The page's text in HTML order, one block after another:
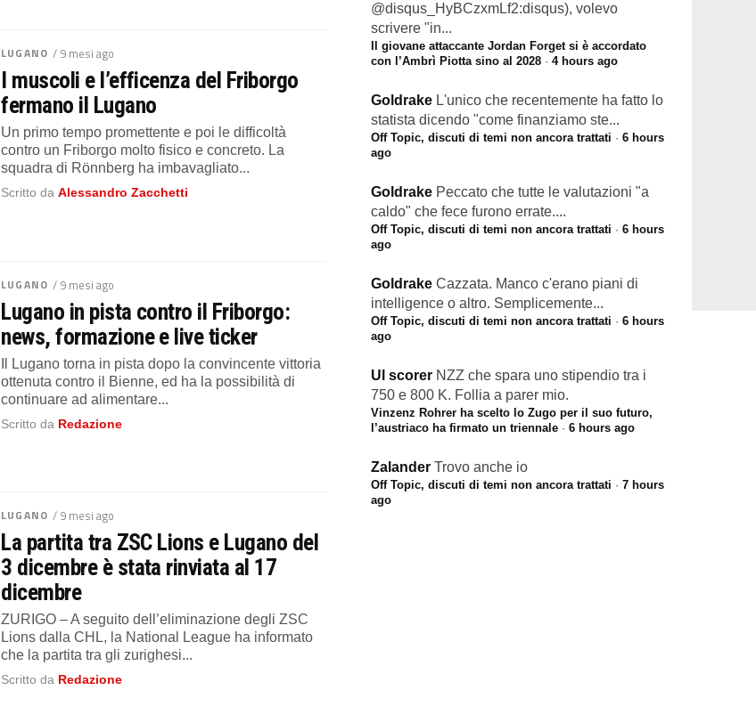
LUGANO / 9 mesi ago
I muscoli e l’efficenza del Friborgo
fermano il Lugano
Un primo tempo promettente e poi le difficoltà
contro un Friborgo molto fisico e concreto. La
squadra di Rönnberg ha imbavagliato...
Scritto daAlessandro Zacchetti
LUGANO / 9 mesi ago
Lugano in pista contro il Friborgo:
news, formazione e live ticker
Il Lugano torna in pista dopo la convincente vittoria
ottenuta contro il Bienne, ed ha la possibilità di
continuare ad alimentare...
Scritto da Redazione
LUGANO / 9 mesi ago
La partita tra ZSC Lions e Lugano del
3 dicembre è stata rinviata al 17
dicembre
ZURIGO – A seguito dell’eliminazione degli ZSC
Lions dalla CHL, la National League ha informato
che la partita tra gli zurighesi...
Scritto da Redazione
@disqus_HyBCzxmLf2:disqus), volevo
scrivere "in...
Il giovane attaccante Jordan Forget si è accordato
con l’Ambrì Piotta sino al 2028 · 4 hours ago
Goldrake L'unico che recentemente ha fatto lo
statista dicendo "come finanziamo ste...
Off Topic, discuti di temi non ancora trattati · 6 hours
ago
Goldrake Peccato che tutte le valutazioni "a
caldo" che fece furono errate....
Off Topic, discuti di temi non ancora trattati · 6 hours
ago
Goldrake Cazzata. Manco c'erano piani di
intelligence o altro. Semplicemente...
Off Topic, discuti di temi non ancora trattati · 6 hours
ago
Ul scorer NZZ che spara uno stipendio tra i
750 e 800 K. Follia a parer mio.
Vinzenz Rohrer ha scelto lo Zugo per il suo futuro,
l’austriaco ha firmato un triennale · 6 hours ago
Zalander Trovo anche io
Off Topic, discuti di temi non ancora trattati · 7 hours
ago